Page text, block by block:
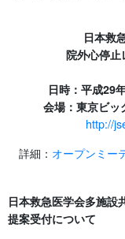
日本救
院外心停止
日時：平成29
会場：東京ビ
http://
詳細： オープンミー
日本救急医学会多施設
提案受付について